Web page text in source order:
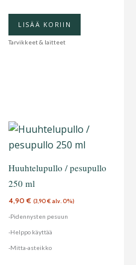
LISÄÄ KORIIN
Tarvikkeet & laitteet
Huuhtelupullo / pesupullo
250 ml
4,90€ (3,90€ alv. 0%)
-Pidennysten pesuun
-Helppo käyttää
-Mitta-asteikko